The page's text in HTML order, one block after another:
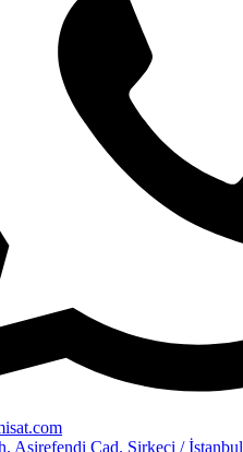
Aşirefendi Cad. Sirkeci / İstanbul